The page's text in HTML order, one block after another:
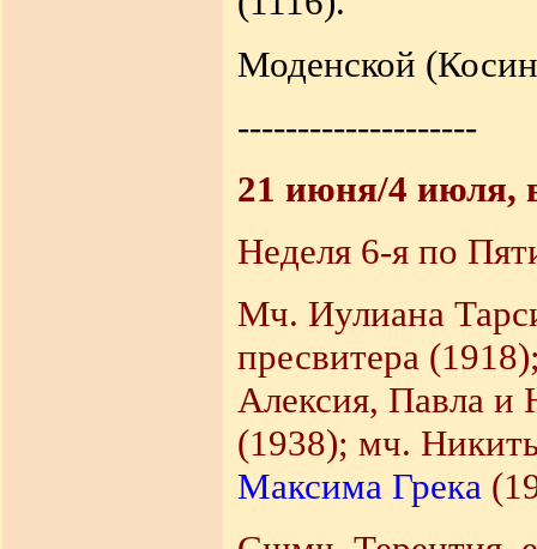
Моденской
--------------------
21 июня/4 июля,
Неделя 6-я по
Мч. Иулиана
пресвитера
Алексия, Павла и
(1938); мч.
Максима Грека